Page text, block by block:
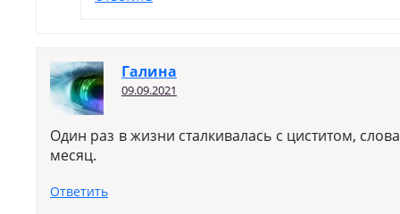
Галина
09.09.2021
Один раз в жизни сталкивалась с циститом,
месяц.
Ответить